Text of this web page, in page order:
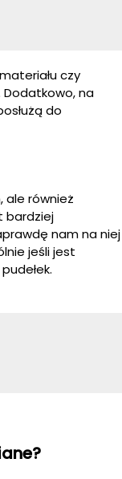
czy
na
do
ale również
bardziej
nam na niej
jeśli jest